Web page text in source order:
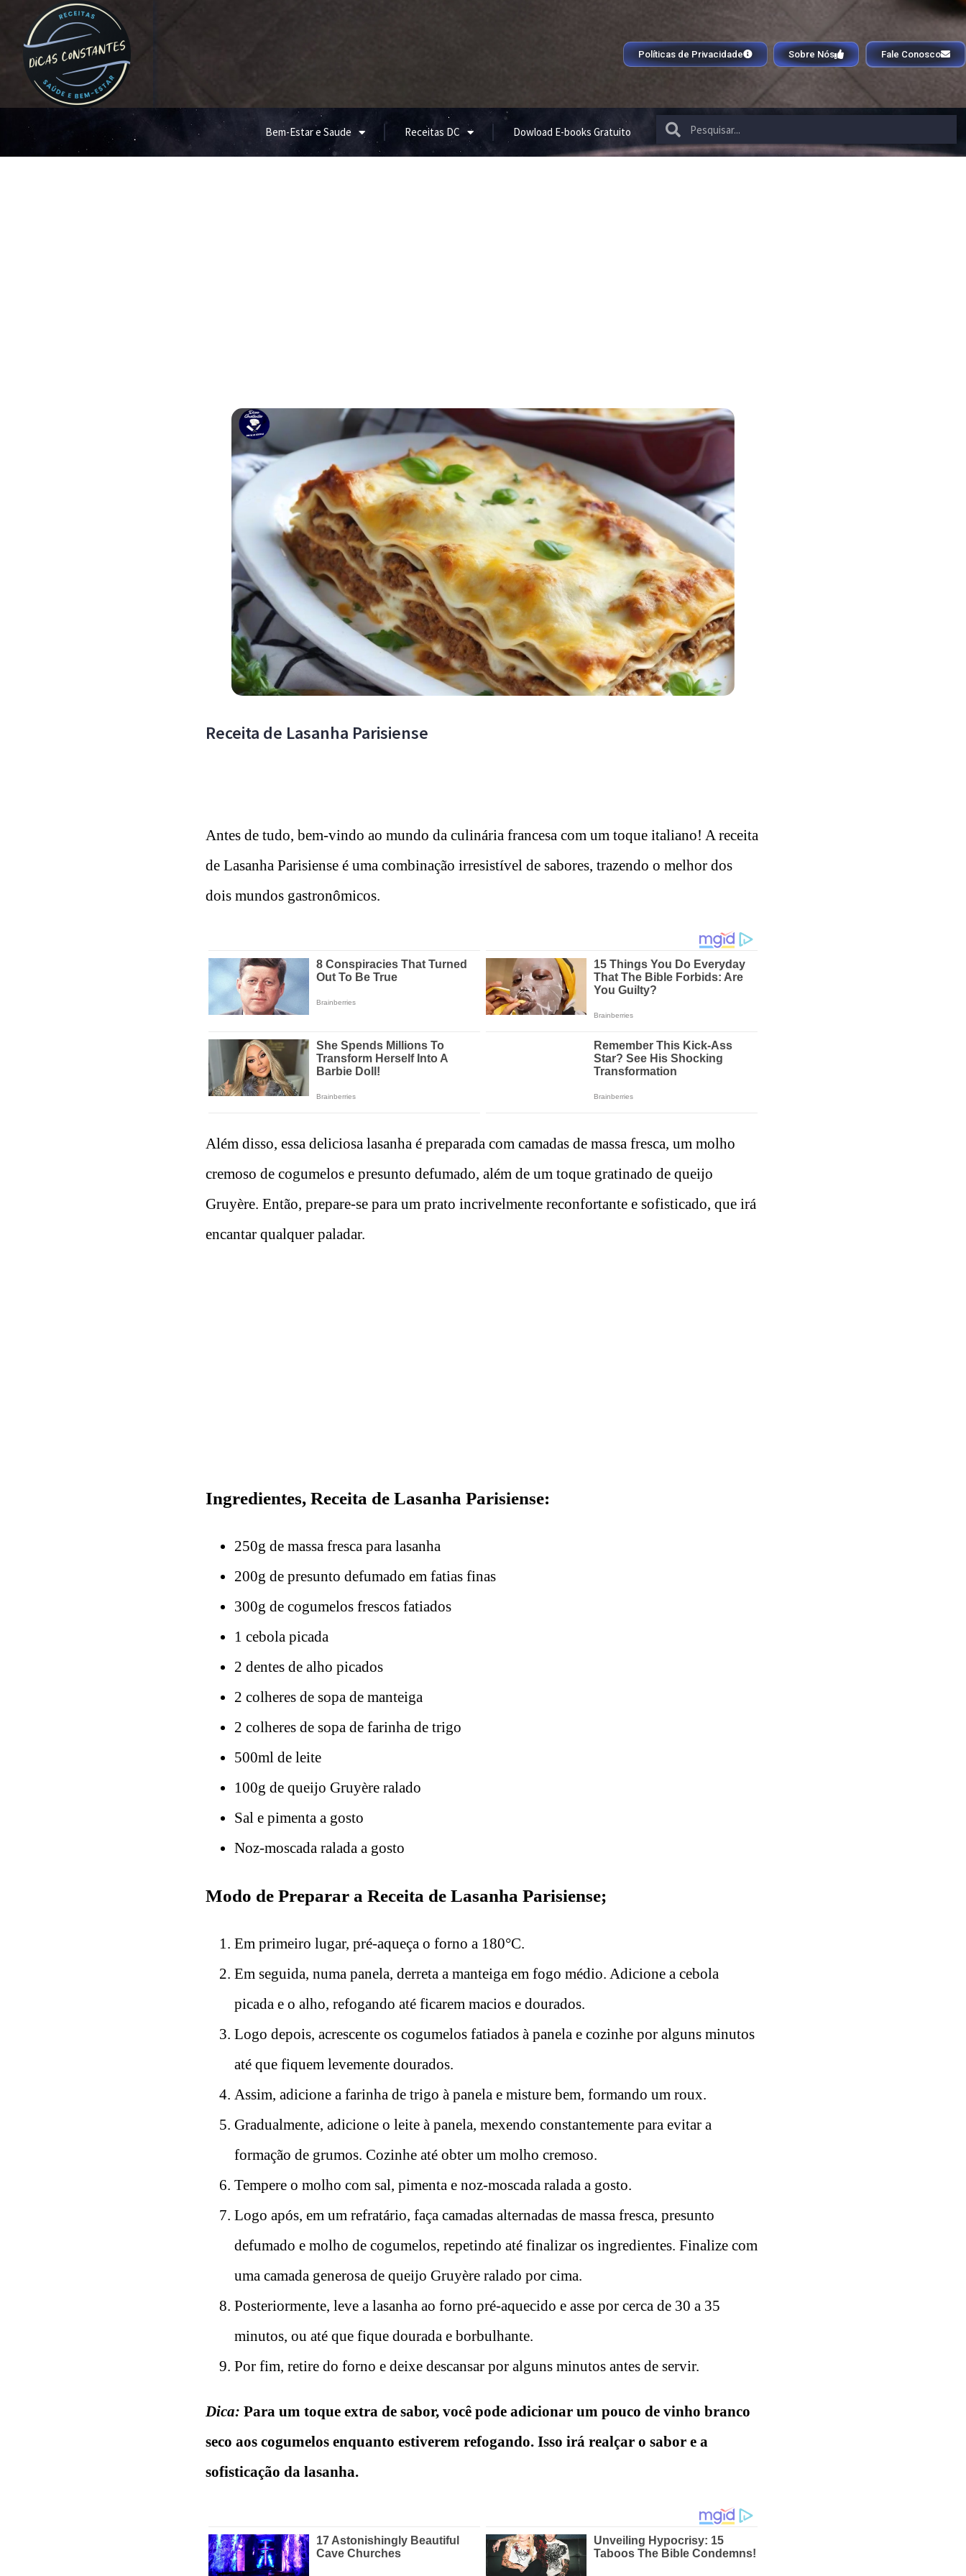
Políticas de Privacidade Sobre Nós Fale Conosco
Bem-Estar e Saude Receitas DC Dowload E-books Gratuito
Receita de Lasanha Parisiense
Antes de tudo, bem-vindo ao mundo da culinária francesa com um toque italiano! A receita
de Lasanha Parisiense é uma combinação irresistível de sabores, trazendo o melhor dos
dois mundos gastronômicos.
Além disso, essa deliciosa lasanha é preparada com camadas de massa fresca, um molho
cremoso de cogumelos e presunto defumado, além de um toque gratinado de queijo
Gruyère. Então, prepare-se para um prato incrivelmente reconfortante e sofisticado, que irá
encantar qualquer paladar.
Ingredientes, Receita de Lasanha Parisiense:
250g de massa fresca para lasanha
200g de presunto defumado em fatias finas
300g de cogumelos frescos fatiados
1 cebola picada
2 dentes de alho picados
2 colheres de sopa de manteiga
2 colheres de sopa de farinha de trigo
500ml de leite
100g de queijo Gruyère ralado
Sal e pimenta a gosto
Noz-moscada ralada a gosto
Modo de Preparar a Receita de Lasanha Parisiense;
Em primeiro lugar, pré-aqueça o forno a 180°C.
Em seguida, numa panela, derreta a manteiga em fogo médio. Adicione a cebola
picada e o alho, refogando até ficarem macios e dourados.
Logo depois, acrescente os cogumelos fatiados à panela e cozinhe por alguns minutos
até que fiquem levemente dourados.
Assim, adicione a farinha de trigo à panela e misture bem, formando um roux.
Gradualmente, adicione o leite à panela, mexendo constantemente para evitar a
formação de grumos. Cozinhe até obter um molho cremoso.
Tempere o molho com sal, pimenta e noz-moscada ralada a gosto.
Logo após, em um refratário, faça camadas alternadas de massa fresca, presunto
defumado e molho de cogumelos, repetindo até finalizar os ingredientes. Finalize com
uma camada generosa de queijo Gruyère ralado por cima.
Posteriormente, leve a lasanha ao forno pré-aquecido e asse por cerca de 30 a 35
minutos, ou até que fique dourada e borbulhante.
Por fim, retire do forno e deixe descansar por alguns minutos antes de servir.
Dica: Para um toque extra de sabor, você pode adicionar um pouco de vinho branco
seco aos cogumelos enquanto estiverem refogando. Isso irá realçar o sabor e a
sofisticação da lasanha.